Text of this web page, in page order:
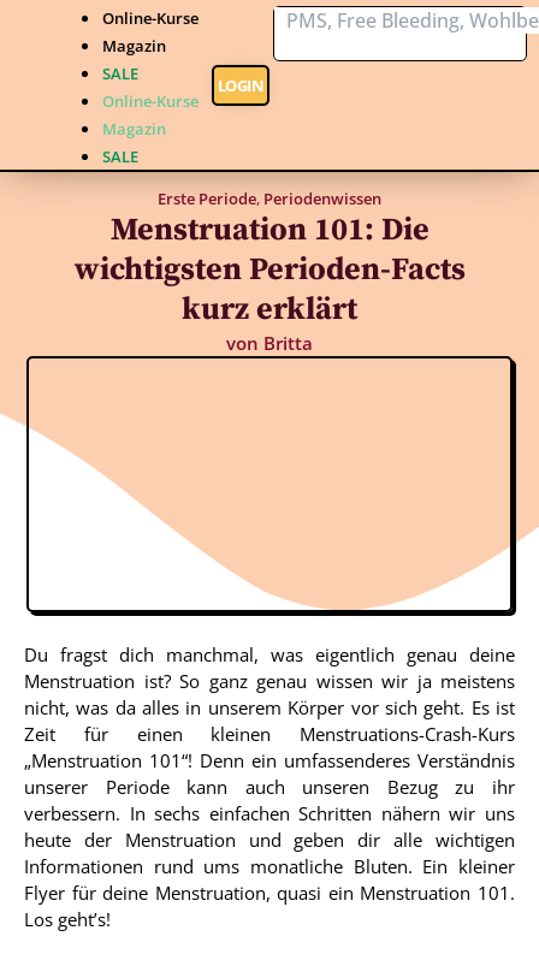
Online-Kurse
Magazin
SALE
Online-Kurse
Magazin
SALE
LOGIN
Erste Periode, Periodenwissen
Menstruation 101: Die
wichtigsten Perioden-Facts
kurz erklärt
von Britta
Du fragst dich manchmal, was eigentlich genau deine
Menstruation ist? So ganz genau wissen wir ja meistens
nicht, was da alles in unserem Körper vor sich geht. Es ist
Zeit für einen kleinen Menstruations-Crash-Kurs
„Menstruation 101“! Denn ein umfassenderes Verständnis
unserer Periode kann auch unseren Bezug zu ihr
verbessern. In sechs einfachen Schritten nähern wir uns
heute der Menstruation und geben dir alle wichtigen
Informationen rund ums monatliche Bluten. Ein kleiner
Flyer für deine Menstruation, quasi ein Menstruation 101.
Los geht’s!